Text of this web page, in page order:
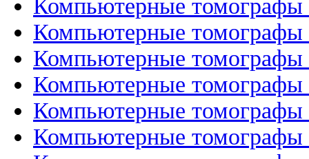
Компьютерные
Компьютерные
Компьютерные томографы
Компьютерные томографы
Компьютерные
Компьютерные томографы